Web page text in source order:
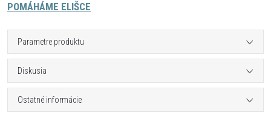
POMÁHÁME ELIŠCE
Parametre produktu
Diskusia
Ostatné informácie